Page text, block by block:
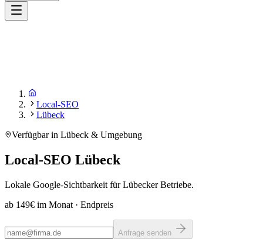
Local-SEO
Lübeck
Verfügbar in Lübeck & Umgebung
Local-SEO Lübeck
Lokale Google-Sichtbarkeit für Lübecker Betriebe.
ab 149€ im Monat · Endpreis
Anfrage senden